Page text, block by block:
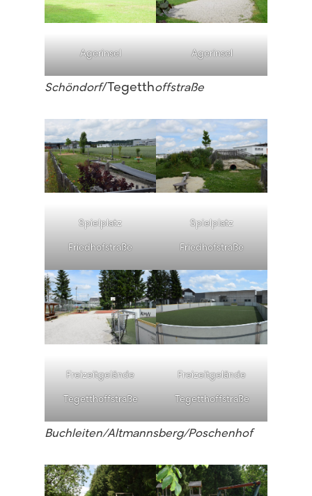
Agerinsel Agerinsel
Schöndorf/Tegetthoffstraße
Spielplatz
Friedhofstraße
Spielplatz
Friedhofstraße
Freizeitgelände
Tegetthoffstraße
Freizeitgelände
Tegetthoffstraße
Buchleiten/Altmannsberg/Poschenhof